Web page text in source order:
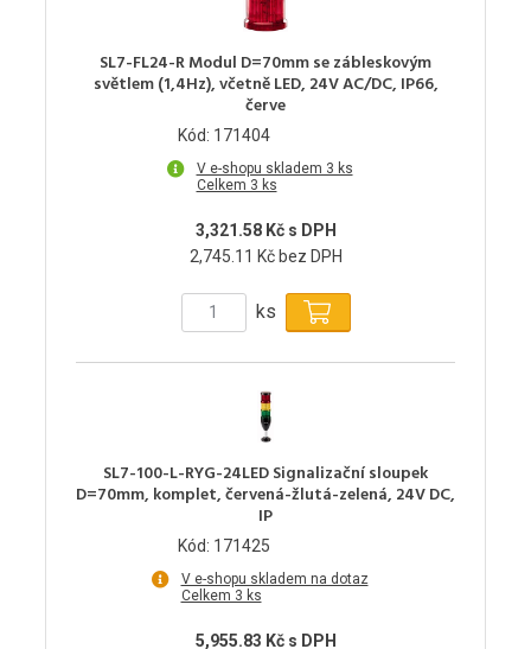
SL7-FL24-R Modul D=70mm se zábleskovým
světlem (1,4Hz), včetně LED, 24V AC/DC, IP66,
červe
Kód: 171404
V e-shopu skladem 3 ks
Celkem 3 ks
3,321.58 Kč s DPH
2,745.11 Kč bez DPH
ks
SL7-100-L-RYG-24LED Signalizační sloupek
D=70mm, komplet, červená-žlutá-zelená, 24V DC,
IP
Kód: 171425
V e-shopu skladem na dotaz
Celkem 3 ks
5,955.83 Kč s DPH